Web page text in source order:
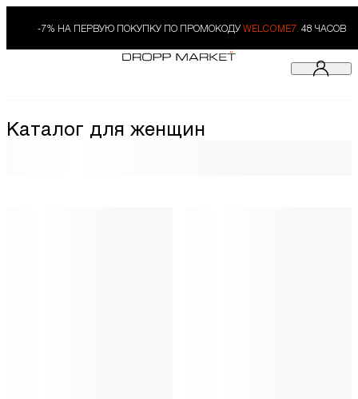
-7% НА ПЕРВУЮ ПОКУПКУ ПО ПРОМОКОДУ WELCOME7. 48 ЧАСОВ
Каталог для женщин